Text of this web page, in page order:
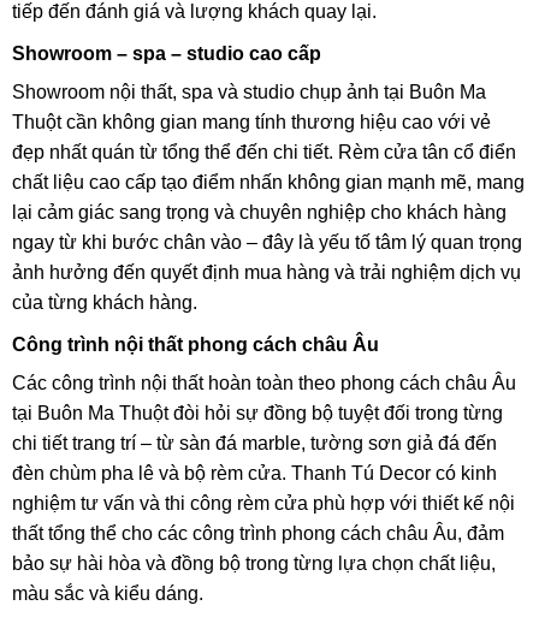
tiếp đến đánh giá và lượng khách quay lại.
Showroom – spa – studio cao cấp
Showroom nội thất, spa và studio chụp ảnh tại Buôn Ma
Thuột cần không gian mang tính thương hiệu cao với vẻ
đẹp nhất quán từ tổng thể đến chi tiết. Rèm cửa tân cổ điển
chất liệu cao cấp tạo điểm nhấn không gian mạnh mẽ, mang
lại cảm giác sang trọng và chuyên nghiệp cho khách hàng
ngay từ khi bước chân vào – đây là yếu tố tâm lý quan trọng
ảnh hưởng đến quyết định mua hàng và trải nghiệm dịch vụ
của từng khách hàng.
Công trình nội thất phong cách châu Âu
Các công trình nội thất hoàn toàn theo phong cách châu Âu
tại Buôn Ma Thuột đòi hỏi sự đồng bộ tuyệt đối trong từng
chi tiết trang trí – từ sàn đá marble, tường sơn giả đá đến
đèn chùm pha lê và bộ rèm cửa. Thanh Tú Decor có kinh
nghiệm tư vấn và thi công rèm cửa phù hợp với thiết kế nội
thất tổng thể cho các công trình phong cách châu Âu, đảm
bảo sự hài hòa và đồng bộ trong từng lựa chọn chất liệu,
màu sắc và kiểu dáng.